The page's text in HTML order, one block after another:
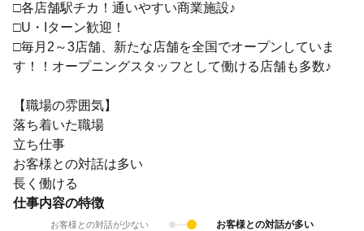
□各店舗駅チカ！通いやすい商業施設♪
□U・Iターン歓迎！
□毎月2～3店舗、新たな店舗を全国でオープンしていま
す！！オープニングスタッフとして働ける店舗も多数♪
【職場の雰囲気】
落ち着いた職場
立ち仕事
お客様との対話は多い
長く働ける
仕事内容の特徴
お客様との対話が少ない
お客様との対話が多い